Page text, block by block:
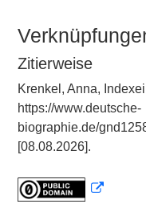
Zitierweise
Krenkel, Anna,
https://www.deutsche-
biographie.de/
[08.08.2026].